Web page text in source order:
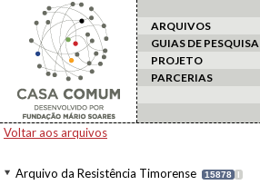
ARQUIVOS
GUIAS DE PESQUISA
PROJETO
PARCERIAS
Voltar aos arquivos
Arquivo da Resistência Timorense 15878 I